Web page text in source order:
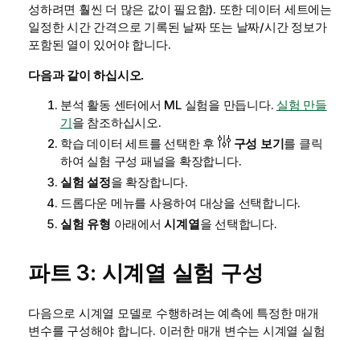
성하려면 훨씬 더 많은 값이 필요함). 또한 데이터 세트에는
일정한 시간 간격으로 기록된 날짜 또는 날짜/시간 정보가
포함된 열이 있어야 합니다.
다음과 같이 하십시오.
분석 활동 센터에서 ML 실험을 만듭니다. 실험 만들
기을 참조하십시오.
학습 데이터 세트를 선택한 후
구성 보기를 클릭
하여 실험 구성 패널을 확장합니다.
실험 설정을 확장합니다.
드롭다운 메뉴를 사용하여 대상을 선택합니다.
실험 유형 아래에서시계열을 선택합니다.
파트 3: 시계열 실험 구성
다음으로 시계열 모델로 수행하려는 예측에 특정한 매개
변수를 구성해야 합니다. 이러한 매개 변수는 시계열 실험